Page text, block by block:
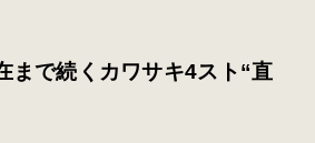
まで続くカワサキ4スト“直